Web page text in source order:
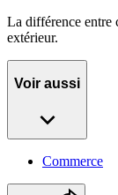
La différence entre
extérieur.
Voir aussi
Commerce